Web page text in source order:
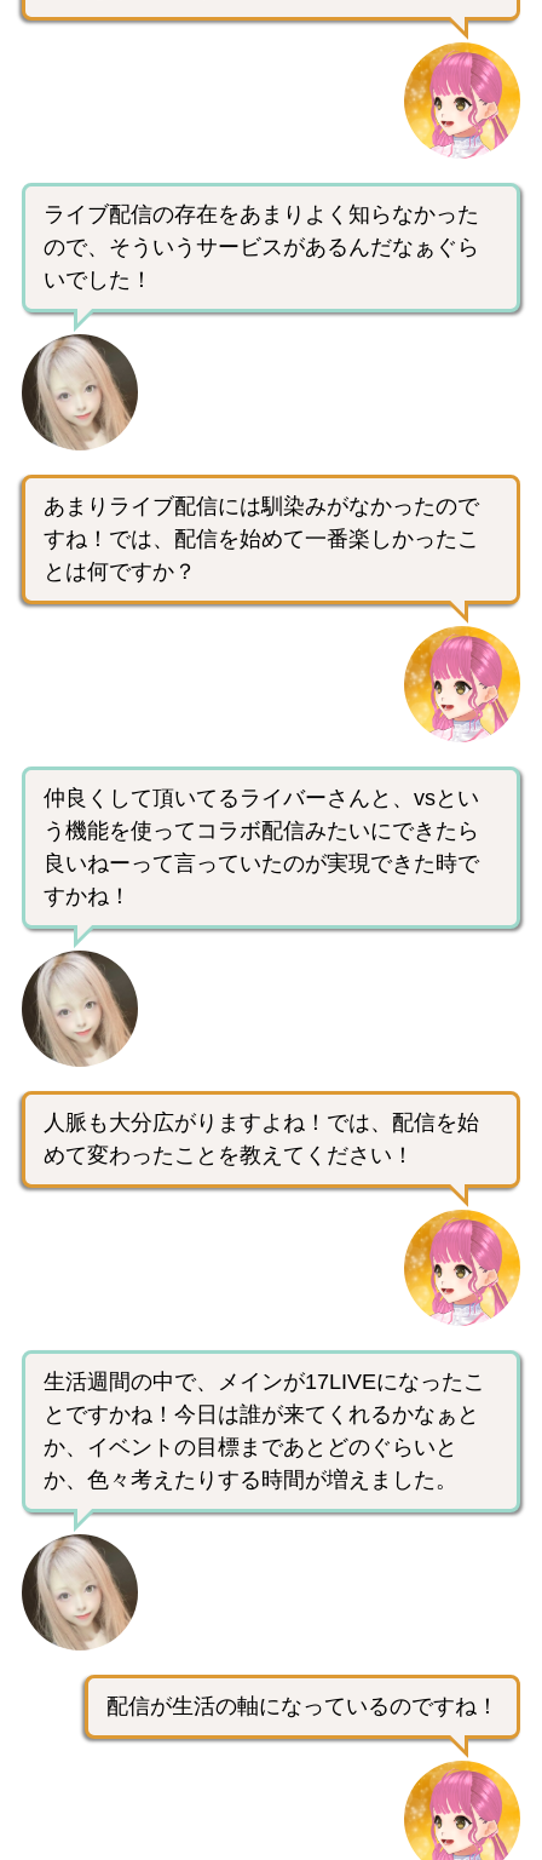
ライブ配信の存在をあまりよく知らなかった
ので、そういうサービスがあるんだなぁぐら
いでした！
あまりライブ配信には馴染みがなかったので
すね！では、配信を始めて一番楽しかったこ
とは何ですか？
仲良くして頂いてるライバーさんと、vsとい
う機能を使ってコラボ配信みたいにできたら
良いねーって言っていたのが実現できた時で
すかね！
人脈も大分広がりますよね！では、配信を始
めて変わったことを教えてください！
生活週間の中で、メインが17LIVEになったこ
とですかね！今日は誰が来てくれるかなぁと
か、イベントの目標まであとどのぐらいと
か、色々考えたりする時間が増えました。
配信が生活の軸になっているのですね！